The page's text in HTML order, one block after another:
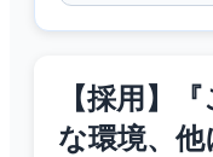
【採用】
な環境、他